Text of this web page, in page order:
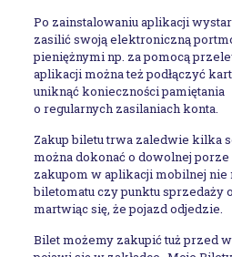
Po zainstalowaniu aplikacji
zasilić swoją elektroniczną
pieniężnymi np. za pomocą
aplikacji można też podłączyć
uniknąć konieczności pamiętania
o regularnych zasilaniach konta.
Zakup biletu trwa zaledwie kilka
można dokonać o dowolnej
zakupom w aplikacji mobilnej nie
biletomatu czy punktu sprzedaży
martwiąc się, że pojazd odjedzie.
Bilet możemy zakupić tuż przed